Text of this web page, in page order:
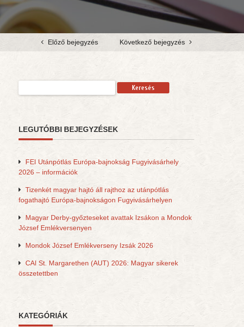
Előző bejegyzés Következő bejegyzés
LEGUTÓBBI BEJEGYZÉSEK
FEI Utánpótlás Európa-bajnokság Fugyivásárhely
2026 – információk
Tizenkét magyar hajtó áll rajthoz az utánpótlás
fogathajtó Európa-bajnokságon Fugyivásárhelyen
Magyar Derby-győzteseket avattak Izsákon a Mondok
József Emlékversenyen
Mondok József Emlékverseny Izsák 2026
CAI St. Margarethen (AUT) 2026: Magyar sikerek
összetettben
KATEGÓRIÁK